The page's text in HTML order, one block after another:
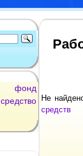
фонд
средство Не
средств